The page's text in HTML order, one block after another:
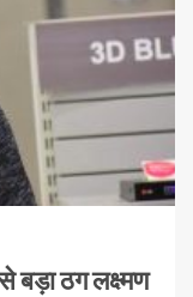
बड़ा ठग लक्ष्मण